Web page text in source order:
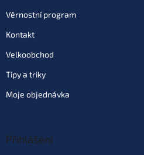
Věrnostní program
Kontakt
Velkoobchod
Tipy a triky
Moje objednávka
Přihlášení